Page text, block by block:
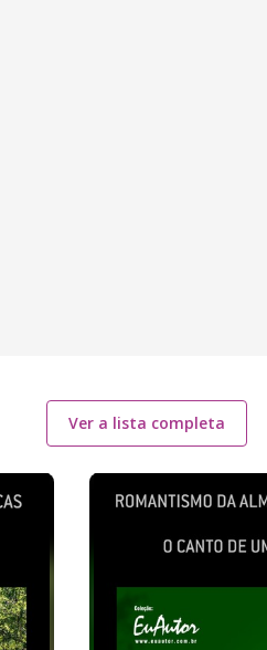
Ver a lista completa